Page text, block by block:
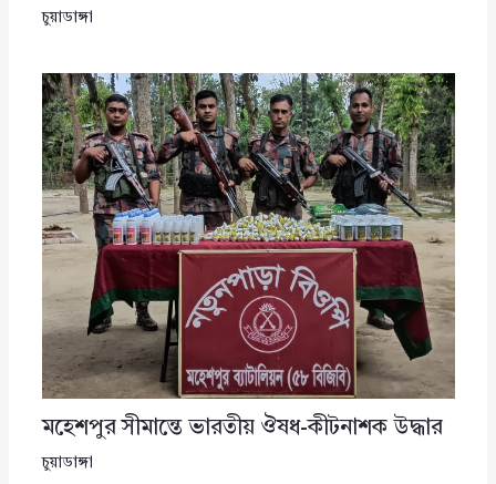
চুয়াডাঙ্গা
মহেশপুর সীমান্তে ভারতীয় ঔষধ-কীটনাশক উদ্ধার
চুয়াডাঙ্গা